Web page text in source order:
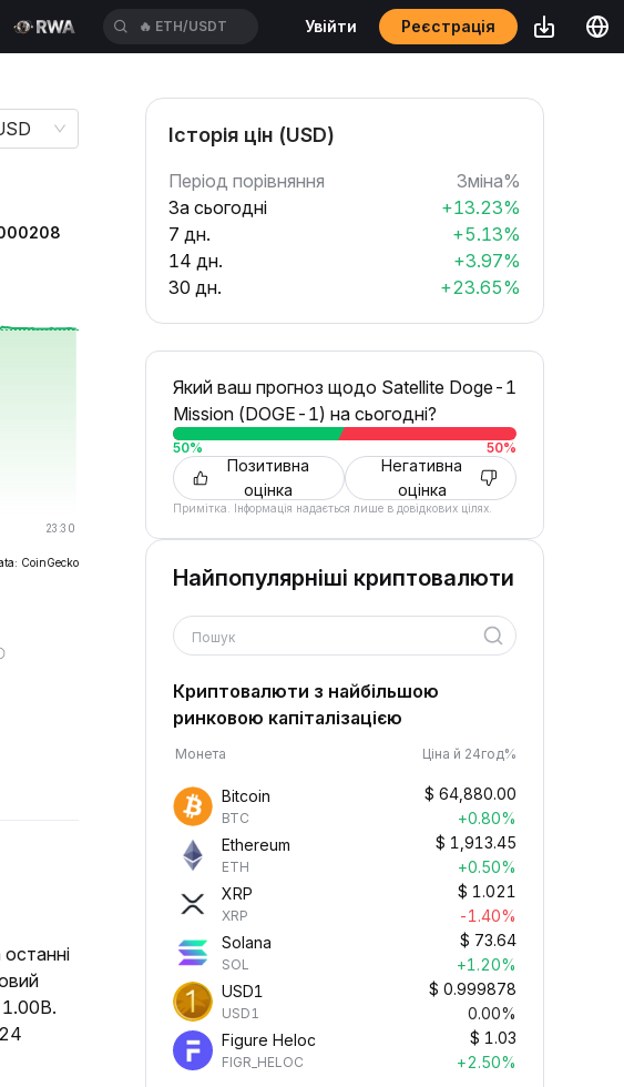
🔥 HYPEUSDT Увійти Реєстрація
CoinGecko
Історія цін (USD)
Період порівняння
Зміна%
За сьогодні
+13.23%
7 дн.
+5.13%
14 дн.
+3.97%
30 дн.
+23.65%
Який ваш прогноз щодо Satellite Doge-1
Mission (DOGE-1) на сьогодні?
50% 50%
Позитивна
оцінка
Негативна
оцінка
Примітка. Інформація надається лише в довідкових цілях.
Найпопулярніші криптовалюти
Пошук
Криптовалюти з найбільшою
ринковою капіталізацією
Монета Ціна й 24год%
Bitcoin
BTC
$ 64,880.00
+0.80%
Ethereum
ETH
$ 1,913.45
+0.50%
XRP
XRP
$ 1.021
-1.40%
Solana
SOL
$ 73.64
+1.20%
USD1
USD1
$ 0.999878
0.00%
Figure Heloc
FIGR_HELOC
$ 1.03
+2.50%